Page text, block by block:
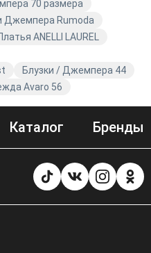
70 размера
Джемпера Rumoda
ANELLI LAUREL
Блузки / Джемпера 44
Avaro 56
Каталог Бренды